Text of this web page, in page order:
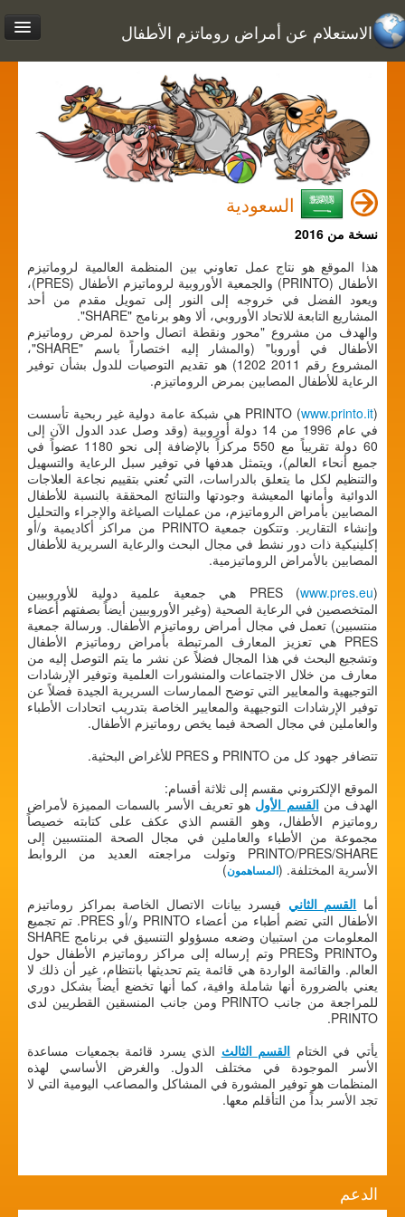
الاستعلام عن أمراض روماتزم الأطفال
السعودية
نسخة من 2016
هذا الموقع هو نتاج عمل تعاوني بين المنظمة العالمية لروماتيزم
الأطفال (PRINTO) والجمعية الأوروبية لروماتيزم الأطفال (PRES)،
ويعود الفضل في خروجه إلى النور إلى تمويل مقدم من أحد
المشاريع التابعة للاتحاد الأوروبي، ألا وهو برنامج "SHARE".
والهدف من مشروع "محور ونقطة اتصال واحدة لمرض روماتيزم
الأطفال في أوروبا" (والمشار إليه اختصاراً باسم "SHARE"،
المشروع رقم 2011 1202) هو تقديم التوصيات للدول بشأن توفير
الرعاية للأطفال المصابين بمرض الروماتيزم.
PRINTO (www.printo.it
) هي شبكة عامة دولية غير ربحية تأسست
في عام 1996 من 14 دولة أوروبية (وقد وصل عدد الدول الآن إلى
60 دولة تقريباً مع 550 مركزاً بالإضافة إلى نحو 1180 عضواً في
جميع أنحاء العالم)، ويتمثل هدفها في توفير سبل الرعاية والتسهيل
والتنظيم لكل ما يتعلق بالدراسات، التي تُعني بتقييم نجاعة العلاجات
الدوائية وأمانها المعيشة وجودتها والنتائج المحققة بالنسبة للأطفال
المصابين بأمراض الروماتيزم، من عمليات الصياغة والإجراء والتحليل
وإنشاء التقارير. وتتكون جمعية PRINTO من مراكز أكاديمية و/أو
إكلينيكية ذات دور نشط في مجال البحث والرعاية السريرية للأطفال
المصابين بالأمراض الروماتيزمية.
PRES (www.pres.eu
) هي جمعية علمية دولية للأوروبيين
المتخصصين في الرعاية الصحية (وغير الأوروبيين أيضاً بصفتهم أعضاء
منتسبين) تعمل في مجال أمراض روماتيزم الأطفال. ورسالة جمعية
PRES هي تعزيز المعارف المرتبطة بأمراض روماتيزم الأطفال
وتشجيع البحث في هذا المجال فضلاً عن نشر ما يتم التوصل إليه من
معارف من خلال الاجتماعات والمنشورات العلمية وتوفير الإرشادات
التوجيهية والمعايير التي توضح الممارسات السريرية الجيدة فضلاً عن
توفير الإرشادات التوجيهية والمعايير الخاصة بتدريب اتحادات الأطباء
والعاملين في مجال الصحة فيما يخص روماتيزم الأطفال.
تتضافر جهود كل من PRINTO و PRES للأغراض البحثية.
الموقع الإلكتروني مقسم إلى ثلاثة أقسام:
الهدف منالقسم الأول هو تعريف الأسر بالسمات المميزة لأمراض
روماتيزم الأطفال، وهو القسم الذي عكف على كتابته خصيصاً
مجموعة من الأطباء والعاملين في مجال الصحة المنتسبين إلى
PRINTO/PRES/SHARE وتولت مراجعته العديد من الروابط
الأسرية المختلفة. ( المساهمون)
أما القسم الثاني فيسرد بيانات الاتصال الخاصة بمراكز روماتيزم
الأطفال التي تضم أطباء من أعضاء PRINTO و/أو PRES. تم تجميع
المعلومات من استبيان وضعه مسؤولو التنسيق في برنامج SHARE
وPRINTO وPRES وتم إرساله إلى مراكز روماتيزم الأطفال حول
العالم. والقائمة الواردة هي قائمة يتم تحديثها بانتظام، غير أن ذلك لا
يعني بالضرورة أنها شاملة وافية، كما أنها تخضع أيضاً بشكل دوري
للمراجعة من جانب PRINTO ومن جانب المنسقين القطريين لدى
PRINTO.
يأتي في الختام القسم الثالث الذي يسرد قائمة بجمعيات مساعدة
الأسر الموجودة في مختلف الدول. والغرض الأساسي لهذه
المنظمات هو توفير المشورة في المشاكل والمصاعب اليومية التي لا
تجد الأسر بداً من التأقلم معها.
الدعم